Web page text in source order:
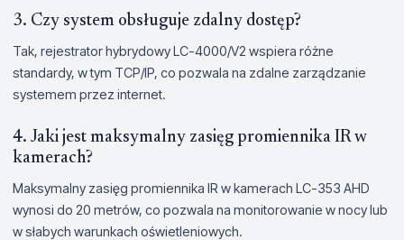
3. Czy system obsługuje zdalny dostęp?
Tak, rejestrator hybrydowy LC-4000/V2 wspiera różne
standardy, w tym TCP/IP, co pozwala na zdalne zarządzanie
systemem przez internet.
4. Jaki jest maksymalny zasięg promiennika IR w
kamerach?
Maksymalny zasięg promiennika IR w kamerach LC-353 AHD
wynosi do 20 metrów, co pozwala na monitorowanie w nocy lub
w słabych warunkach oświetleniowych.